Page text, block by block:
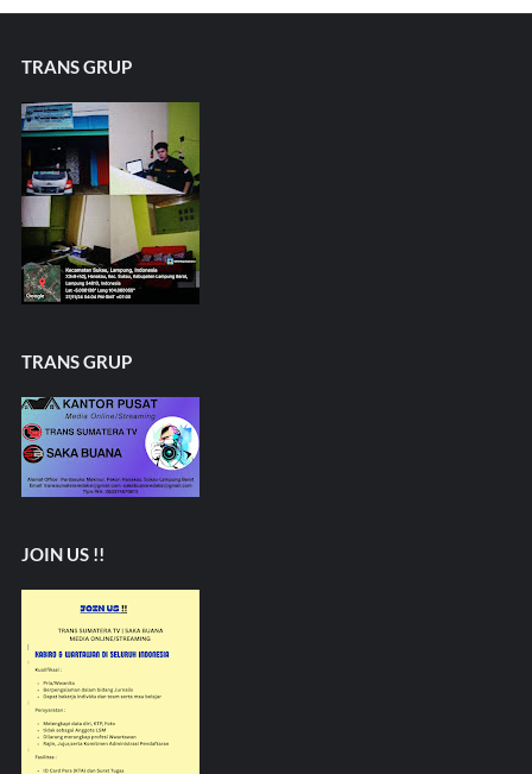
TRANS GRUP
TRANS GRUP
JOIN US !!